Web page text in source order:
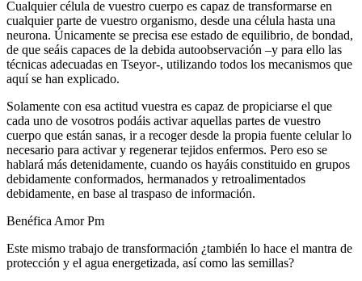
Cualquier célula de vuestro cuerpo es capaz de transformarse en
cualquier parte de vuestro organismo, desde una célula hasta una
neurona. Únicamente se precisa ese estado de equilibrio, de bondad,
de que seáis capaces de la debida autoobservación –y para ello las
técnicas adecuadas en Tseyor-, utilizando todos los mecanismos que
aquí se han explicado.
Solamente con esa actitud vuestra es capaz de propiciarse el que
cada uno de vosotros podáis activar aquellas partes de vuestro
cuerpo que están sanas, ir a recoger desde la propia fuente celular lo
necesario para activar y regenerar tejidos enfermos. Pero eso se
hablará más detenidamente, cuando os hayáis constituido en grupos
debidamente conformados, hermanados y retroalimentados
debidamente, en base al traspaso de información.
Benéfica Amor Pm
Este mismo trabajo de transformación ¿también lo hace el mantra de
protección y el agua energetizada, así como las semillas?